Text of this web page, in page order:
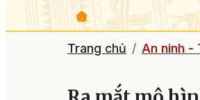
Trang chủ An ninh -